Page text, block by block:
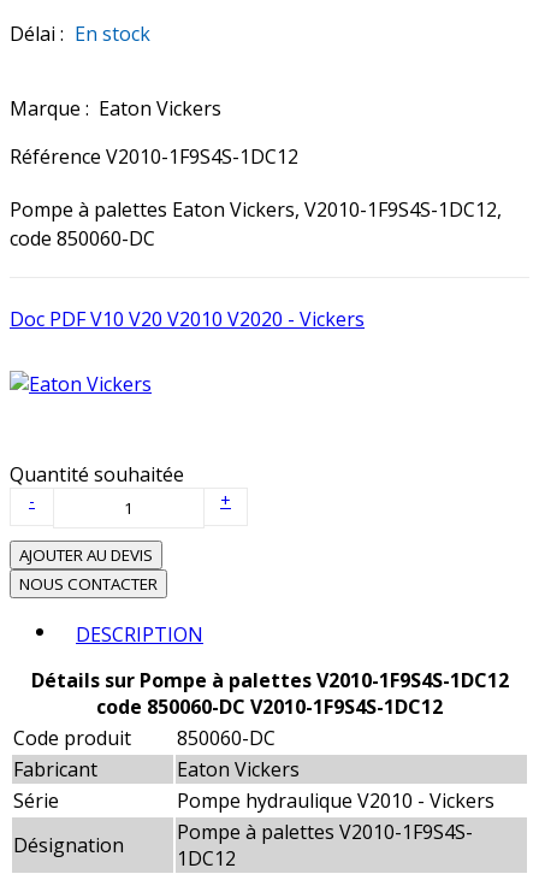
Délai : En stock
Marque : Eaton Vickers
Référence V2010-1F9S4S-1DC12
Pompe à palettes Eaton Vickers, V2010-1F9S4S-1DC12,
code 850060-DC
Doc PDF V10 V20 V2010 V2020 - Vickers
Quantité souhaitée
- +
AJOUTER AU DEVIS
NOUS CONTACTER
DESCRIPTION
Détails sur Pompe à palettes V2010-1F9S4S-1DC12
code 850060-DC V2010-1F9S4S-1DC12
Code produit
850060-DC
Fabricant
Eaton Vickers
Série
Pompe hydraulique V2010 - Vickers
Désignation
Pompe à palettes V2010-1F9S4S-
1DC12